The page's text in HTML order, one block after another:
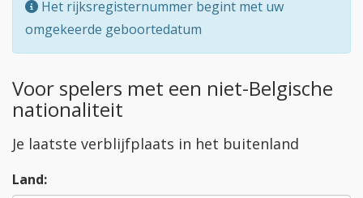
Het rijksregisternummer begint met uw
omgekeerde geboortedatum
Voor spelers met een niet-Belgische
nationaliteit
Je laatste verblijfplaats in het buitenland
Land: